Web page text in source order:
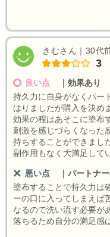
きむさん｜30代
3
良い点
効果あり
持久力に自身がなくパー
はりましたが購入を決め
効果の程はあそこに塗布
刺激を感じづらくなった
持ちすることができまし
副作用もなく大満足して
悪い点
パートナ
塗布することで持久力は
ーの口に入ってしまえば
なるので洗い流す必要が
落ちるため自分の満足感